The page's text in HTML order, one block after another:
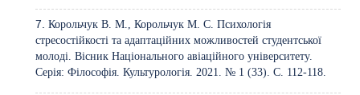
Корольчук В. М., Корольчук М. С. Психологія
стресостійкості та адаптаційних можливостей студентської
молоді. Вісник Національного авіаційного університету.
Серія: Філософія. Культурологія. 2021. № 1 (33). С. 112-118.